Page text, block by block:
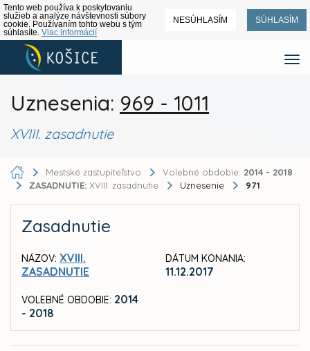
Tento web používa k poskytovaniu
služieb a analýze návštevnosti súbory
cookie. Používaním tohto webu s tým
súhlasíte. Viac informácií
NESÚHLASÍM SÚHLASÍM
Uznesenia: 969 - 1011
XVIII. zasadnutie
Mestské zastupiteľstvo Volebné obdobie: 2014 - 2018
ZASADNUTIE: XVIII. zasadnutie Uznesenie 971
Zasadnutie
NÁZOV: XVIII.
ZASADNUTIE
VOLEBNÉ OBDOBIE: 2014
- 2018
DÁTUM KONANIA:
11.12.2017